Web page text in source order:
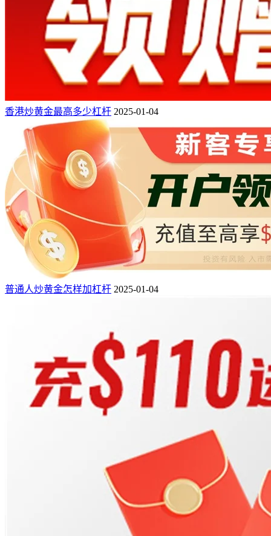
香港炒黄金最高多少杠杆 2025-01-04
普通人炒黄金怎样加杠杆 2025-01-04